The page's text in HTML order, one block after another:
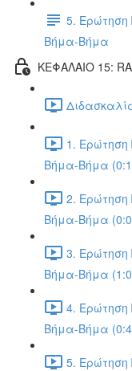
5. Ερώτηση
Βήμα-Βήμα
ΚΕΦΑΛΑΙΟ 15:
1. Ερώτηση
Βήμα-Βήμα
2. Ερώτηση
Βήμα-Βήμα
3. Ερώτηση
Βήμα-Βήμα
4. Ερώτηση
Βήμα-Βήμα
5. Ερώτηση